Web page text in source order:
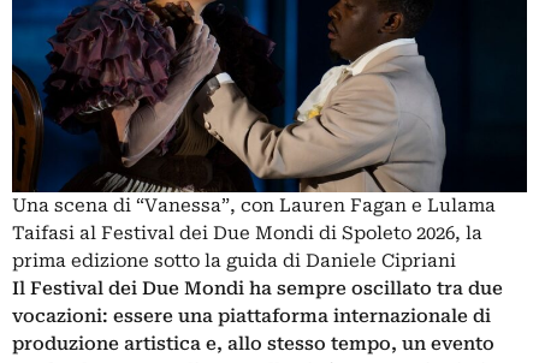
Una scena di “Vanessa”, con Lauren Fagan e Lulama
Taifasi al Festival dei Due Mondi di Spoleto 2026, la
prima edizione sotto la guida di Daniele Cipriani
Il Festival dei Due Mondi ha sempre oscillato tra due
vocazioni: essere una piattaforma internazionale di
produzione artistica e, allo stesso tempo, un evento